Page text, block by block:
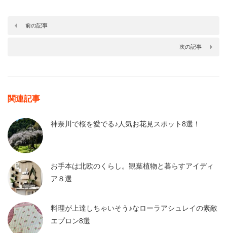
前の記事
次の記事
関連記事
神奈川で桜を愛でる♪人気お花見スポット8選！
お手本は北欧のくらし。観葉植物と暮らすアイディ
ア８選
料理が上達しちゃいそう♪なローラアシュレイの素敵
エプロン8選